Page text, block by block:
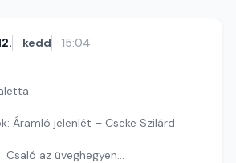
kedd 15:04
Áramló jelenlét – Cseke Szilárd
Csaló az üveghegyen